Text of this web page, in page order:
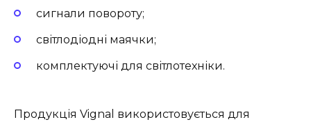
сигнали повороту;
світлодіодні маячки;
комплектуючі для світлотехніки.
Продукція Vignal використовується для